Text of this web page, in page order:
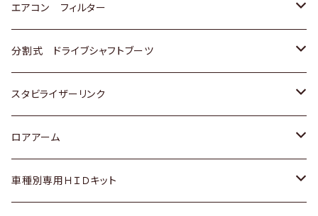
スバル
マツダ
三菱
スバル
三菱
スバル
スズキ
日産
いすゞ
ダイハツ
マツダ
トヨタ
ホンダ
スズキ
日産
ダイハツ
エアコン フィルター
トヨタ
ホンダ
スズキ
日産
分割式 ドライブシャフトブーツ
トヨタ
ホンダ
スズキ
スタビライザーリンク
トヨタ
ホンダ
ロアアーム
ホンダ
車種別専用ＨＩＤキット